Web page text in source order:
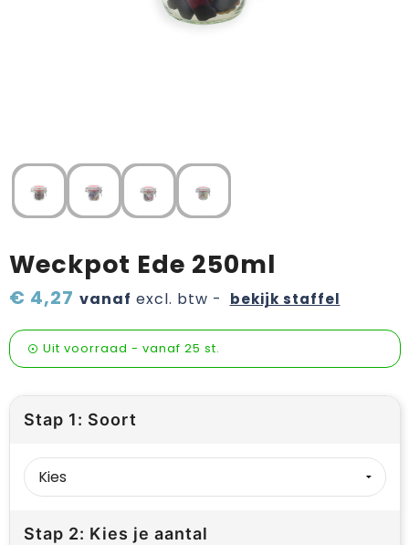
Wijn, bier en proeverij
Zomerpakketten
Weckpot Ede 250ml
€ 4,27 vanaf excl. btw - bekijk staffel
Uit voorraad - vanaf 25 st.
Stap 1: Soort
Stap 2: Kies je aantal